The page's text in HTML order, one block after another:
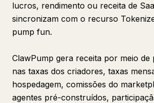
lucros, rendimento ou receita de
sincronizam com o recurso
pump fun.
ClawPump gera receita por meio de
nas taxas dos criadores, taxas
hospedagem, comissões do
agentes pré-construídos,